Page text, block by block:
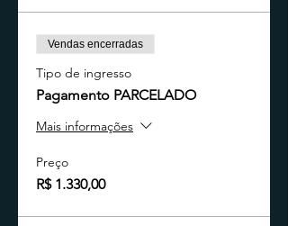
Vendas encerradas
Tipo de ingresso
Pagamento PARCELADO
Mais informações
Preço
R$ 1.330,00